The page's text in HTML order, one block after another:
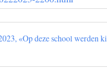
«Op deze school werden